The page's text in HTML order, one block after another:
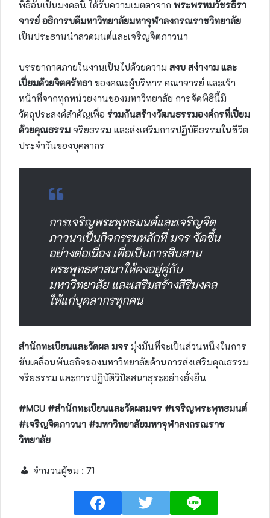
พิธีอันเป็นมงคลนี้ ได้รับความเมตตาจาก พระพรหมวัชรธีรา
จารย์ อธิการบดีมหาวิทยาลัยมหาจุฬาลงกรณราชวิทยาลัย
เป็นประธานนำสวดมนต์และเจริญจิตภาวนา
บรรยากาศภายในงานเป็นไปด้วยความ สงบ สง่างาม และ
เปี่ยมด้วยจิตศรัทธา ของคณะผู้บริหาร คณาจารย์ และเจ้า
หน้าที่จากทุกหน่วยงานของมหาวิทยาลัย การจัดพิธีนี้มี
วัตถุประสงค์สำคัญเพื่อ ร่วมกันสร้างวัฒนธรรมองค์กรที่เปี่ยม
ด้วยคุณธรรม จริยธรรม และส่งเสริมการปฏิบัติธรรมในชีวิต
ประจำวันของบุคลากร
การเจริญพระพุทธมนต์และเจริญจิต
ภาวนาเป็นกิจกรรมหลักที่ มจร จัดขึ้น
อย่างต่อเนื่อง เพื่อเป็นการสืบสาน
พระพุทธศาสนาให้คงอยู่คู่กับ
มหาวิทยาลัย และเสริมสร้างสิริมงคล
ให้แก่บุคลากรทุกคน
สำนักทะเบียนและวัดผล มจร มุ่งมั่นที่จะเป็นส่วนหนึ่งในการ
ขับเคลื่อนพันธกิจของมหาวิทยาลัยด้านการส่งเสริมคุณธรรม
จริยธรรม และการปฏิบัติวิปัสสนาธุระอย่างยั่งยืน
#MCU #สำนักทะเบียนและวัดผลมจร #เจริญพระพุทธมนต์
#เจริญจิตภาวนา #มหาวิทยาลัยมหาจุฬาลงกรณราช
วิทยาลัย
จำนวนผู้ชม : 71